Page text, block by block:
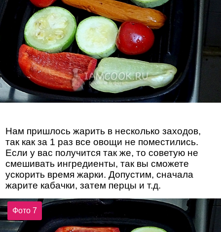
Нам пришлось жарить в несколько заходов,
так как за 1 раз все овощи не поместились.
Если у вас получится так же, то советую не
смешивать ингредиенты, так вы сможете
ускорить время жарки. Допустим, сначала
жарите кабачки, затем перцы и т.д.
Фото 7